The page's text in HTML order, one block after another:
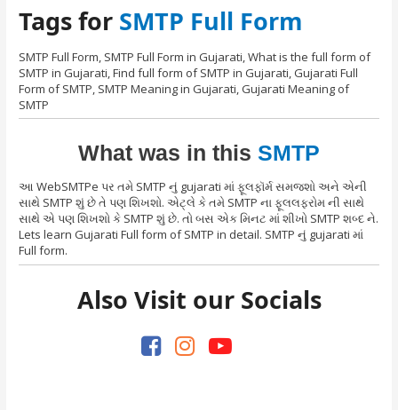
Tags for SMTP Full Form
SMTP Full Form, SMTP Full Form in Gujarati, What is the full form of
SMTP in Gujarati, Find full form of SMTP in Gujarati, Gujarati Full
Form of SMTP, SMTP Meaning in Gujarati, Gujarati Meaning of
SMTP
What was in this SMTP
આ WebSMTPe પર તમે SMTP નું gujarati માં ફૂલફૉર્મ સમજશો અને એની
સાથે SMTP શું છે તે પણ શિખશો. એટ્લે કે તમે SMTP ના ફૂલલફરોમ ની સાથે
સાથે એ પણ શિખશો કે SMTP શું છે. તો બસ એક મિનટ માં શીખો SMTP શબ્દ ને.
Lets learn Gujarati Full form of SMTP in detail. SMTP નું gujarati માં
Full form.
Also Visit our Socials